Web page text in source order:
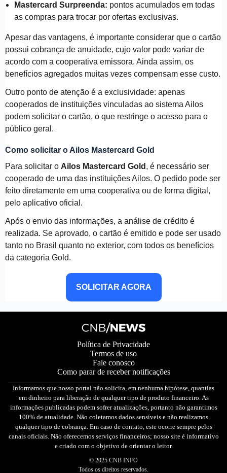
Mastercard Surpreenda: pontos acumulados em todas
as compras para trocar por ofertas exclusivas.
Apesar das vantagens, é importante considerar que o cartão
possui cobrança de anuidade, cujo valor pode variar de
acordo com a cooperativa emissora. Ainda assim, os
benefícios agregados muitas vezes compensam esse custo.
Outro ponto de atenção é a exclusividade: apenas
cooperados de instituições vinculadas ao sistema Ailos
podem solicitar o cartão, o que restringe o acesso para o
público geral.
Como solicitar o Ailos Mastercard Gold
Para solicitar o Ailos Mastercard Gold , é necessário ser
cooperado de uma das instituições Ailos. O pedido pode ser
feito diretamente em uma cooperativa ou de forma digital,
pelo aplicativo oficial.
Após o envio das informações, a análise de crédito é
realizada. Se aprovado, o cartão é emitido e pode ser usado
tanto no Brasil quanto no exterior, com todos os benefícios
da categoria Gold.
SOLICITAR AGORA
Política de Privacidade
Termos de uso
Fale conosco
Como parar de receber notificações
Informamos que nosso portal não solicita, em nenhuma hipótese, quantias
em dinheiro para liberação de qualquer tipo de produto financeiro. As
informações publicadas podem sofrer atualizações, portanto não garantimos
100% de atualidade. Não coletamos dados sensíveis e não realizamos
qualquer tipo de cobrança. Em caso de contato, este ocorre sempre pelos
canais oficiais. Não oferecemos serviços financeiros; nosso site é informativo
e criado com o objetivo de orientar o leitor.
© 2025 CNB INFO
Todos os direitos reservados.